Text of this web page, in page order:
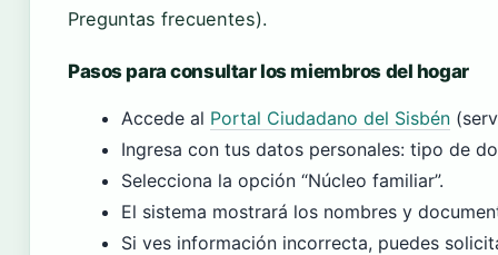
Preguntas frecuentes).
Pasos para consultar los miembros del hogar
Accede al Portal Ciudadano del Sisbén
Ingresa con tus datos personales: tipo de
Selecciona la opción “Núcleo familiar”.
El sistema mostrará los nombres y
Si ves información incorrecta, puedes